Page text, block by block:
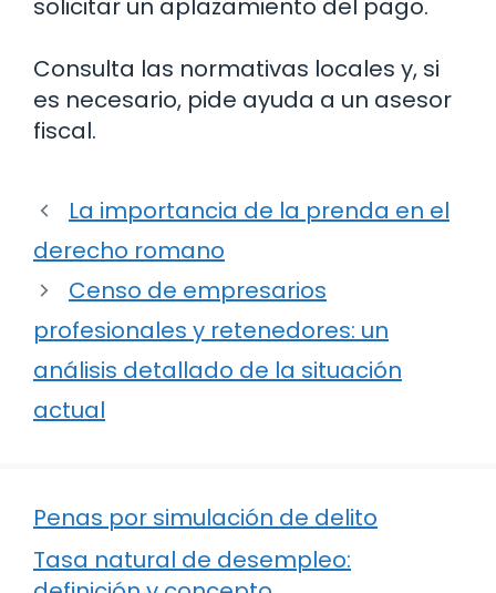
solicitar un aplazamiento del pago.
Consulta las normativas locales y, si
es necesario, pide ayuda a un asesor
fiscal.
La importancia de la prenda en el
derecho romano
Censo de empresarios
profesionales y retenedores: un
análisis detallado de la situación
actual
Penas por simulación de delito
Tasa natural de desempleo: